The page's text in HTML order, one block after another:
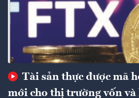
Tài sản thực được mã
mới cho thị trường vốn và